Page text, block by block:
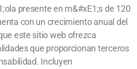
presente en m&#xE1;s de 120
con un crecimiento anual del
este sitio web ofrezca
que proporcionan terceros
Incluyen